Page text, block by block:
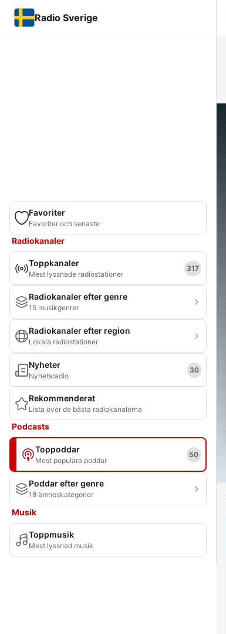
Radio Sverige
Favoriter
Favoriter och senaste
Radiokanaler
Toppkanaler
Mest lyssnade radiostationer
317
Radiokanaler efter genre
15 musikgenrer
Radiokanaler efter region
Lokala radiostationer
Nyheter
Nyhetsradio
30
Rekommenderat
Lista över de bästa radiokanalerna
Podcasts
Toppoddar
Mest populära poddar
50
Poddar efter genre
18 ämneskategorier
Musik
Toppmusik
Mest lyssnad musik